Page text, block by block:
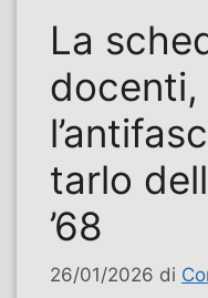
La
docenti,
tarlo
’68
26/01/2026 di